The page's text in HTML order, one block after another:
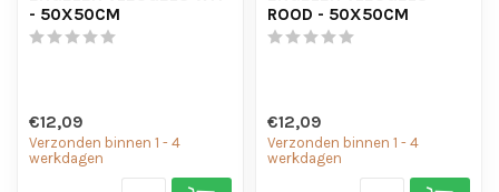
- 50X50CM
€12,09
Verzonden binnen 1 - 4
werkdagen
ROOD - 50X50CM
€12,09
Verzonden binnen 1 - 4
werkdagen